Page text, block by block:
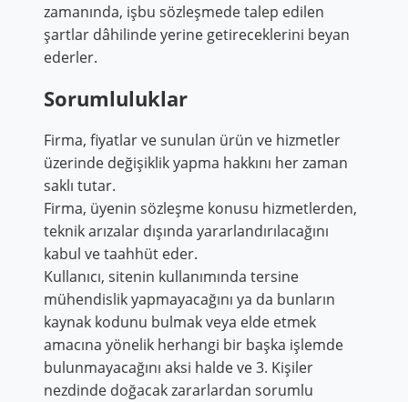
zamanında, işbu sözleşmede talep edilen
şartlar dâhilinde yerine getireceklerini beyan
ederler.
Sorumluluklar
Firma, fiyatlar ve sunulan ürün ve hizmetler
üzerinde değişiklik yapma hakkını her zaman
saklı tutar.
Firma, üyenin sözleşme konusu hizmetlerden,
teknik arızalar dışında yararlandırılacağını
kabul ve taahhüt eder.
Kullanıcı, sitenin kullanımında tersine
mühendislik yapmayacağını ya da bunların
kaynak kodunu bulmak veya elde etmek
amacına yönelik herhangi bir başka işlemde
bulunmayacağını aksi halde ve 3. Kişiler
nezdinde doğacak zararlardan sorumlu